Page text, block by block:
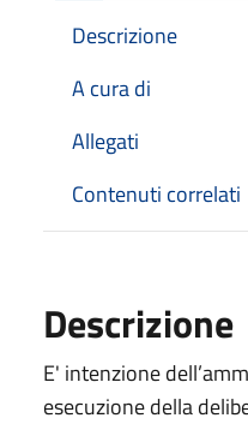
Descrizione
A cura di
Allegati
Contenuti correlati
Descrizione
E' intenzione
esecuzione della